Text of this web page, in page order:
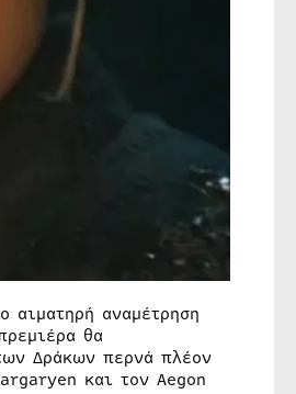
αιματηρή αναμέτρηση
θα
Δράκων περνά πλέον
και τον Aegon